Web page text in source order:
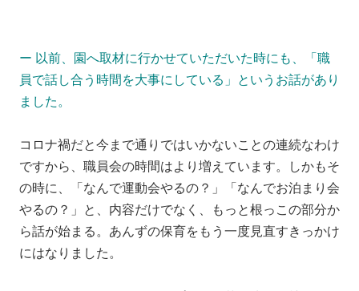
ー 以前、園へ取材に行かせていただいた時にも、「職
員で話し合う時間を大事にしている」というお話があり
ました。
コロナ禍だと今まで通りではいかないことの連続なわけ
ですから、職員会の時間はより増えています。しかもそ
の時に、「なんで運動会やるの？」「なんでお泊まり会
やるの？」と、内容だけでなく、もっと根っこの部分か
ら話が始まる。あんずの保育をもう一度見直すきっかけ
にはなりました。